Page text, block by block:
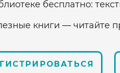
бесплатно:
книги — читайте